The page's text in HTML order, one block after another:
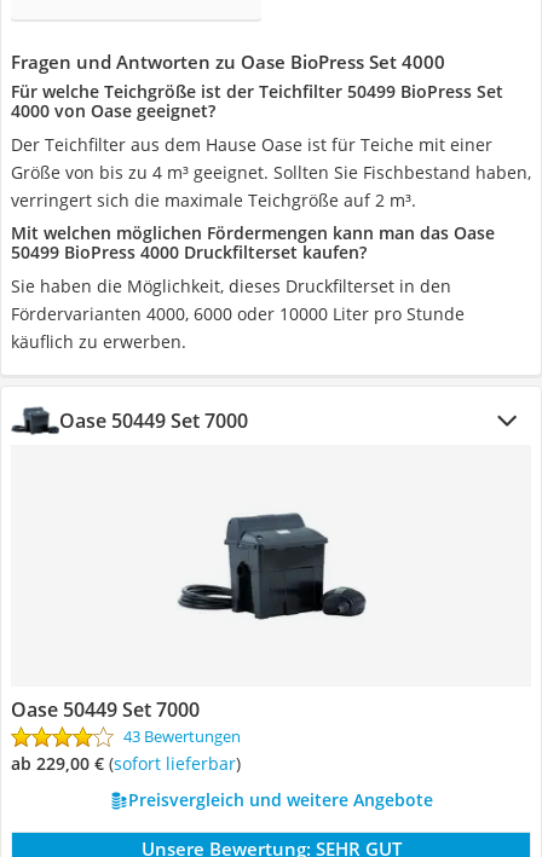
Fragen und Antworten zu Oase BioPress Set 4000
Für welche Teichgröße ist der Teichfilter 50499 BioPress Set
4000 von Oase geeignet?
Der Teichfilter aus dem Hause Oase ist für Teiche mit einer
Größe von bis zu 4 m³ geeignet. Sollten Sie Fischbestand haben,
verringert sich die maximale Teichgröße auf 2 m³.
Mit welchen möglichen Fördermengen kann man das Oase
50499 BioPress 4000 Druckfilterset kaufen?
Sie haben die Möglichkeit, dieses Druckfilterset in den
Fördervarianten 4000, 6000 oder 10000 Liter pro Stunde
käuflich zu erwerben.
Oase 50449 Set 7000
Oase 50449 Set 7000
43 Bewertungen
ab 229,00 € ( Sofort lieferbar)
Preisvergleich und weitere Angebote
Unsere Bewertung: SEHR GUT